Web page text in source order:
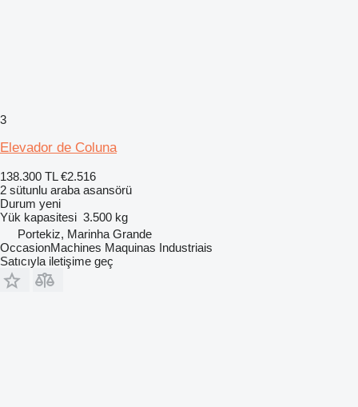
3
Elevador de Coluna
138.300 TL €2.516
2 sütunlu araba asansörü
Durum yeni
Yük kapasitesi 3.500 kg
Portekiz, Marinha Grande
OccasionMachines Maquinas Industriais
Satıcıyla iletişime geç